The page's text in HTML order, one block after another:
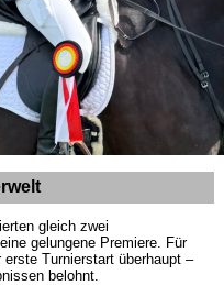
gleich zwei
gelungene Premiere. Für
Turnierstart überhaupt –
belohnt.